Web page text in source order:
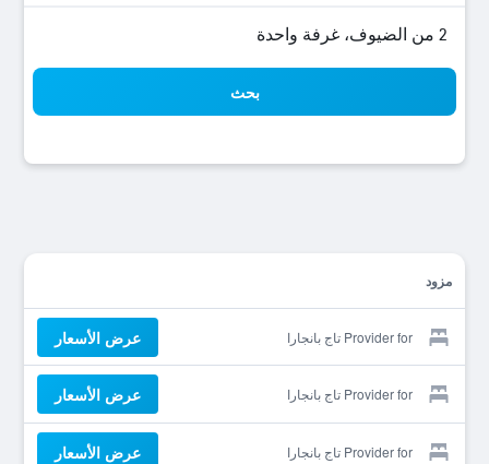
2 من الضيوف، غرفة واحدة
بحث
مزود
Provider for تاج بانجارا عرض الأسعار
Provider for تاج بانجارا عرض الأسعار
Provider for تاج بانجارا عرض الأسعار